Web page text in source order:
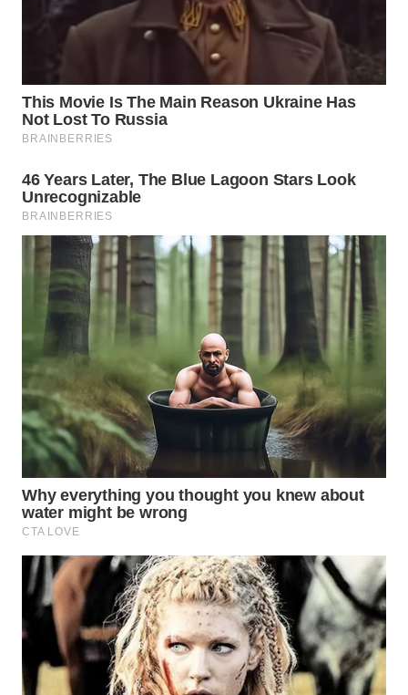
WN
WN
PAKPAK
WN
KARAWANG
WN
BEKASI
WN
BOGOR
WN
DEPOK
WN
TAPANULI
UTARA
WN
WN
PADANG
LAWAS
WN